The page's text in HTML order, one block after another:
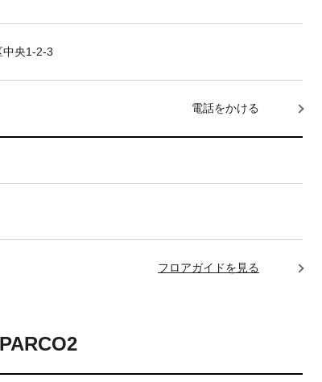
中央1-2-3
電話をかける
フロアガイドを見る
PARCO2